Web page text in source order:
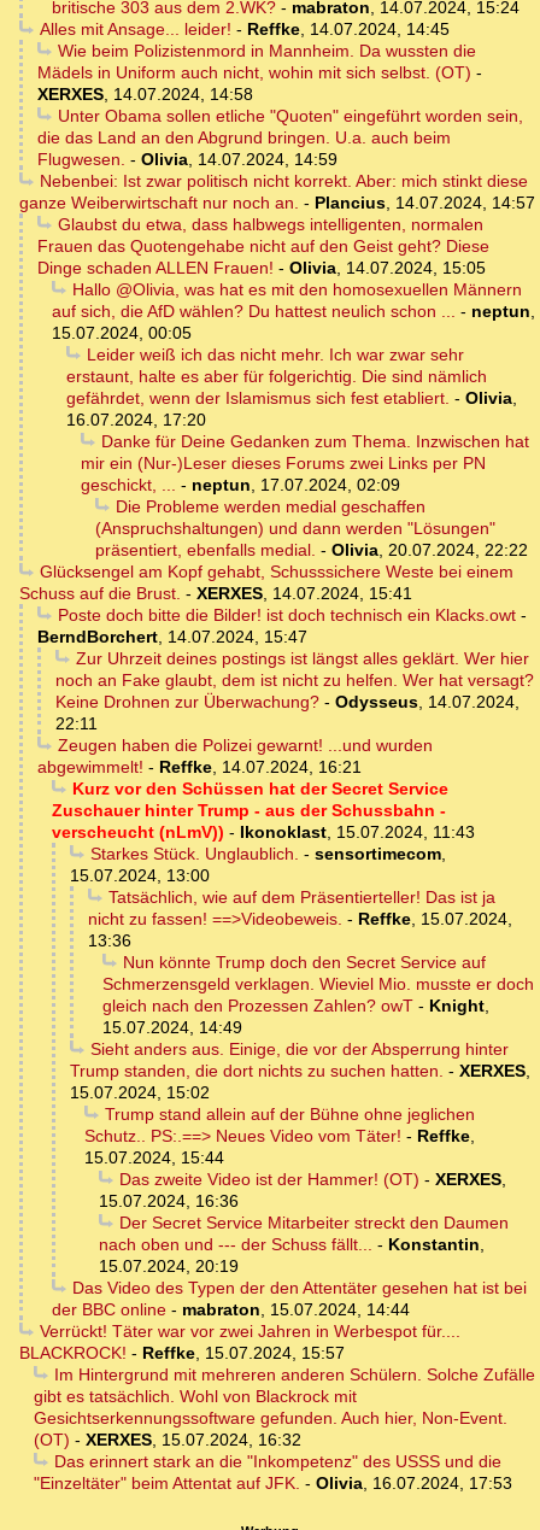
britische 303 aus dem 2.WK? - mabraton, 14.07.2024, 15:24
Alles mit Ansage... leider! - Reffke, 14.07.2024, 14:45
Wie beim Polizistenmord in Mannheim. Da wussten die
Mädels in Uniform auch nicht, wohin mit sich selbst. (OT) -
XERXES, 14.07.2024, 14:58
Unter Obama sollen etliche "Quoten" eingeführt worden sein,
die das Land an den Abgrund bringen. U.a. auch beim
Flugwesen. - Olivia, 14.07.2024, 14:59
Nebenbei: Ist zwar politisch nicht korrekt. Aber: mich stinkt diese
ganze Weiberwirtschaft nur noch an. - Plancius, 14.07.2024, 14:57
Glaubst du etwa, dass halbwegs intelligenten, normalen
Frauen das Quotengehabe nicht auf den Geist geht? Diese
Dinge schaden ALLEN Frauen! - Olivia, 14.07.2024, 15:05
Hallo @Olivia, was hat es mit den homosexuellen Männern
auf sich, die AfD wählen? Du hattest neulich schon ... - neptun,
15.07.2024, 00:05
Leider weiß ich das nicht mehr. Ich war zwar sehr
erstaunt, halte es aber für folgerichtig. Die sind nämlich
gefährdet, wenn der Islamismus sich fest etabliert. - Olivia,
16.07.2024, 17:20
Danke für Deine Gedanken zum Thema. Inzwischen hat
mir ein (Nur-)Leser dieses Forums zwei Links per PN
geschickt, ... - neptun, 17.07.2024, 02:09
Die Probleme werden medial geschaffen
(Anspruchshaltungen) und dann werden "Lösungen"
präsentiert, ebenfalls medial. - Olivia, 20.07.2024, 22:22
Glücksengel am Kopf gehabt, Schusssichere Weste bei einem
Schuss auf die Brust. - XERXES, 14.07.2024, 15:41
Poste doch bitte die Bilder! ist doch technisch ein Klacks.owt-
BerndBorchert, 14.07.2024, 15:47
Zur Uhrzeit deines postings ist längst alles geklärt. Wer hier
noch an Fake glaubt, dem ist nicht zu helfen. Wer hat versagt?
Keine Drohnen zur Überwachung? - Odysseus, 14.07.2024,
22:11
Zeugen haben die Polizei gewarnt! ...und wurden
abgewimmelt! - Reffke, 14.07.2024, 16:21
Kurz vor den Schüssen hat der Secret Service
Zuschauer hinter Trump - aus der Schussbahn -
verscheucht (nLmV)) - Ikonoklast, 15.07.2024, 11:43
Starkes Stück. Unglaublich. - sensortimecom,
15.07.2024, 13:00
Tatsächlich, wie auf dem Präsentierteller! Das ist ja
nicht zu fassen! ==>Videobeweis. - Reffke, 15.07.2024,
13:36
Nun könnte Trump doch den Secret Service auf
Schmerzensgeld verklagen. Wieviel Mio. musste er doch
gleich nach den Prozessen Zahlen? owT - Knight,
15.07.2024, 14:49
Sieht anders aus. Einige, die vor der Absperrung hinter
Trump standen, die dort nichts zu suchen hatten. - XERXES,
15.07.2024, 15:02
Trump stand allein auf der Bühne ohne jeglichen
Schutz.. PS:.==> Neues Video vom Täter! - Reffke,
15.07.2024, 15:44
Das zweite Video ist der Hammer! (OT) - XERXES,
15.07.2024, 16:36
Der Secret Service Mitarbeiter streckt den Daumen
nach oben und --- der Schuss fällt... - Konstantin,
15.07.2024, 20:19
Das Video des Typen der den Attentäter gesehen hat ist bei
der BBC online - mabraton, 15.07.2024, 14:44
Verrückt! Täter war vor zwei Jahren in Werbespot für....
BLACKROCK! - Reffke, 15.07.2024, 15:57
Im Hintergrund mit mehreren anderen Schülern. Solche Zufälle
gibt es tatsächlich. Wohl von Blackrock mit
Gesichtserkennungssoftware gefunden. Auch hier, Non-Event.
(OT) - XERXES, 15.07.2024, 16:32
Das erinnert stark an die "Inkompetenz" des USSS und die
"Einzeltäter" beim Attentat auf JFK. - Olivia, 16.07.2024, 17:53